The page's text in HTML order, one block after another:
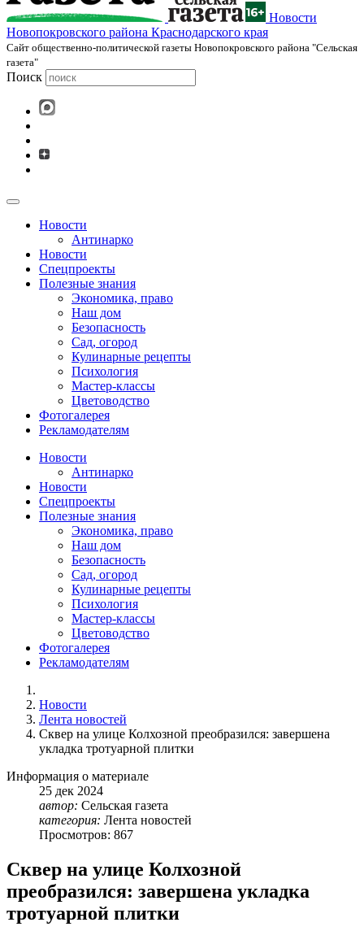
Новости
Новопокровского района Краснодарского края
Cайт общественно-политической газеты Новопокровского района "Сельская
газета"
Поиск
Новости
Антинарко
Новости
Спецпроекты
Полезные знания
Экономика, право
Наш дом
Безопасность
Сад, огород
Кулинарные рецепты
Психология
Мастер-классы
Цветоводство
Фотогалерея
Рекламодателям
Новости
Антинарко
Новости
Спецпроекты
Полезные знания
Экономика, право
Наш дом
Безопасность
Сад, огород
Кулинарные рецепты
Психология
Мастер-классы
Цветоводство
Фотогалерея
Рекламодателям
Новости
Лента новостей
Сквер на улице Колхозной преобразился: завершена
укладка тротуарной плитки
Информация о материале
25 дек 2024
автор: Сельская газета
категория: Лента новостей
Просмотров: 867
Сквер на улице Колхозной
преобразился: завершена укладка
тротуарной плитки